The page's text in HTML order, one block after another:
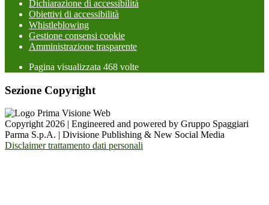
Dichiarazione di accessibilità
Obiettivi di accessibilità
Whistleblowing
Gestione consensi cookie
Amministrazione trasparente
Pagina visualizzata 468 volte
Sezione Copyright
Copyright 2026 | Engineered and powered by Gruppo Spaggiari
Parma S.p.A. | Divisione Publishing & New Social Media
Disclaimer trattamento dati personali